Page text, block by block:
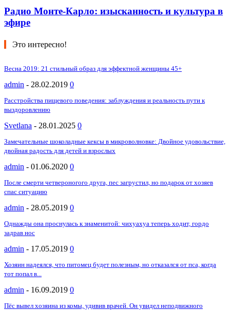
Радио Монте-Карло: изысканность и культура в
эфире
Это интересно!
Весна 2019: 21 стильный образ для эффектной женщины 45+
admin - 28.02.2019 0
Расстройства пищевого поведения: заблуждения и реальность пути к
выздоровлению
Svetlana - 28.01.2025 0
Замечательные шоколадные кексы в микроволновке: Двойное удовольствие,
двойная радость для детей и взрослых
admin - 01.06.2020 0
После смерти четвероногого друга, пес загрустил, но подарок от хозяев
спас ситуацию
admin - 28.05.2019 0
Однажды она проснулась к знаменитой: чихуахуа теперь ходит, гордо
задрав нос
admin - 17.05.2019 0
Хозяин надеялся, что питомец будет полезным, но отказался от пса, когда
тот попал в...
admin - 16.09.2019 0
Пёс вывел хозяина из комы, удивив врачей. Он увидел неподвижного